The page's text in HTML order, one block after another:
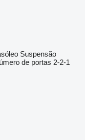
Suspensão
de portas 2-2-1